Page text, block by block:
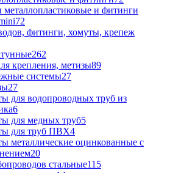
металлопластиковые и фитинги
72
фитинги, хомуты, крепеж
262
крепления, метизы89
системы27
27
для водопроводных труб из
6
для медных труб5
для труб ПВХ4
металлические оцинкованные с
20
стальные115